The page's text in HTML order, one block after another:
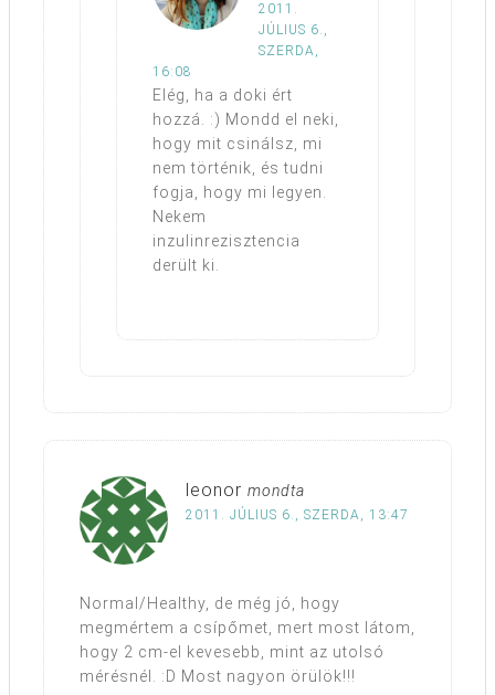
2011.
JÚLIUS 6.,
SZERDA,
16:08
Elég, ha a doki ért
hozzá. :) Mondd el neki,
hogy mit csinálsz, mi
nem történik, és tudni
fogja, hogy mi legyen.
Nekem
inzulinrezisztencia
derült ki.
leonor mondta
2011. JÚLIUS 6., SZERDA, 13:47
Normal/Healthy, de még jó, hogy
megmértem a csípőmet, mert most látom,
hogy 2 cm-el kevesebb, mint az utolsó
mérésnél. :D Most nagyon örülök!!!